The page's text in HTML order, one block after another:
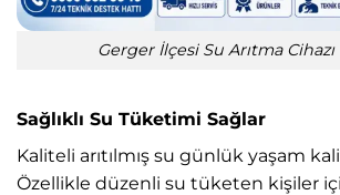
Gerger İlçesi Su Arıtma Cihazı
Sağlıklı Su Tüketimi Sağlar
Kaliteli arıtılmış su günlük yaşam
Özellikle düzenli su tüketen kişiler